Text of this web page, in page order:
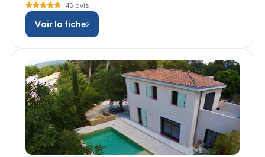
45 avis
Voir la fiche